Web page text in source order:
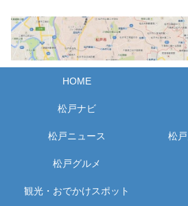
HOME
松戸ナビ
松戸ニュース 松
松戸グルメ
観光・おでかけスポット